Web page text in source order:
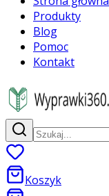
Produkty
Blog
Pomoc
Kontakt
Koszyk